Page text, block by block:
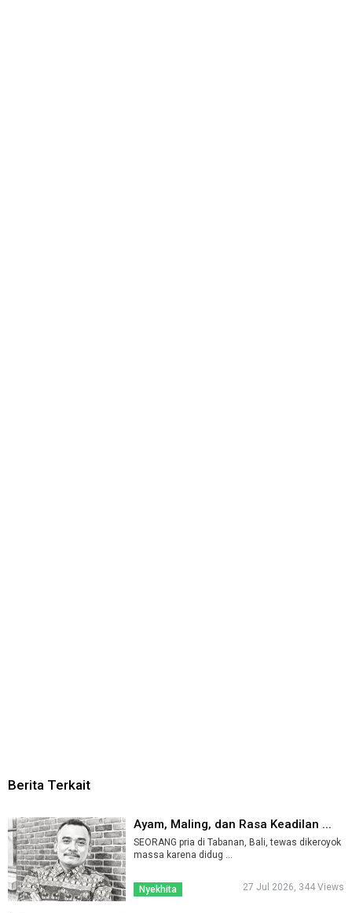
Berita Terkait
Ayam, Maling, dan Rasa Keadilan ...
SEORANG pria di Tabanan, Bali, tewas dikeroyok
massa karena didug ...
Nyekhita 27 Jul 2026, 344 Views